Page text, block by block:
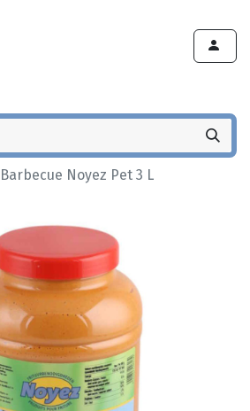
Barbecue Noyez Pet 3 L